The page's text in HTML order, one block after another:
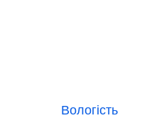
Вологість